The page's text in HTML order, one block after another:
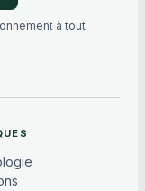
à tout